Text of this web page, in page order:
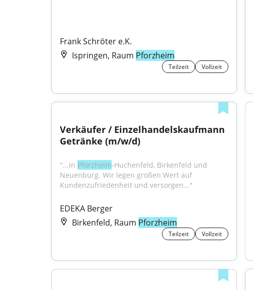
Frank Schröter e.K.
Ispringen, Raum Pforzheim
Teilzeit Vollzeit
Verkäufer / Einzelhandelskaufmann
Getränke (m/w/d)
"...in Pforzheim-Huchenfeld, Birkenfeld und
Neuenbürg. Wir legen großen Wert auf
Kundenzufriedenheit und versorgen..."
EDEKA Berger
Birkenfeld, Raum Pforzheim
Teilzeit Vollzeit